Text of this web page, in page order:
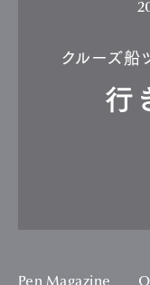
クルーズ船
行